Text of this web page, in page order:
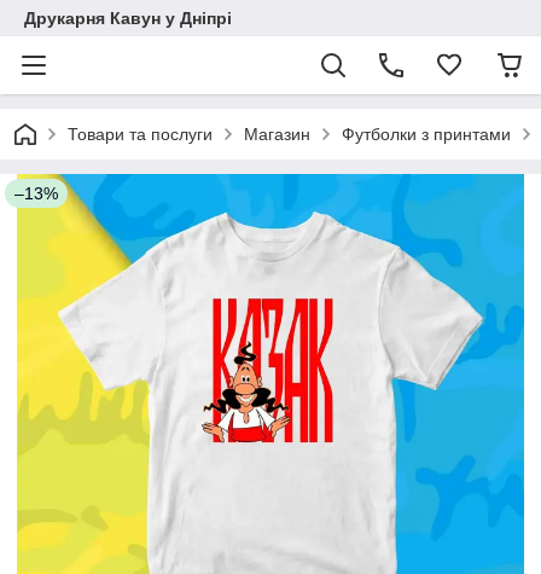
Друкарня Кавун у Дніпрі
Товари та послуги Магазин Футболки з принтами
–13%